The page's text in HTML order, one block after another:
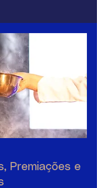
Premiações e